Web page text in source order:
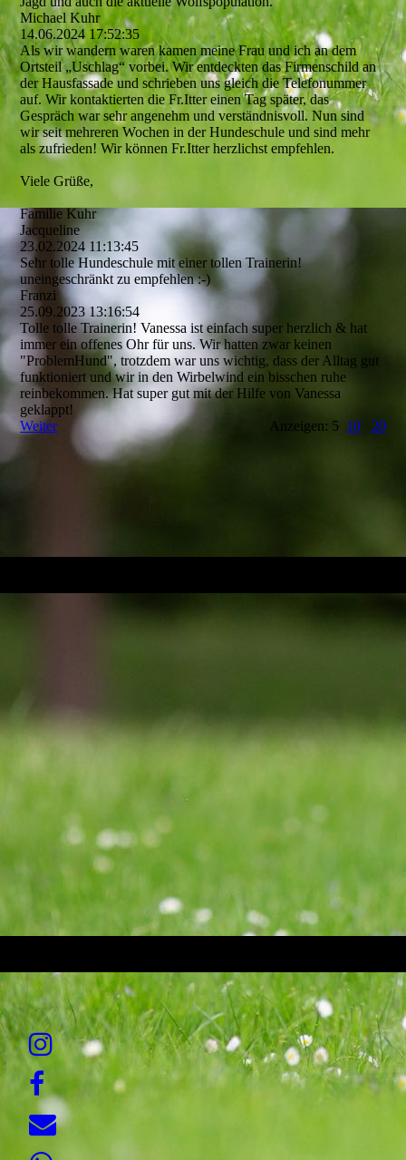
Michael Kuhr
14.06.2024 17:52:35
Als wir wandern waren kamen meine Frau und ich an dem
Ortsteil „Uschlag“ vorbei. Wir entdeckten das Firmenschild an
der Hausfassade und schrieben uns gleich die Telefonummer
auf. Wir kontaktierten die Fr.Itter einen Tag später, das
Gespräch war sehr angenehm und verständnisvoll. Nun sind
wir seit mehreren Wochen in der Hundeschule und sind mehr
als zufrieden! Wir können Fr.Itter herzlichst empfehlen.
Viele Grüße,
Familie Kuhr
Jacqueline
23.02.2024 11:13:45
Sehr tolle Hundeschule mit einer tollen Trainerin!
uneingeschränkt zu empfehlen :-)
Franzi
25.09.2023 13:16:54
Tolle tolle Trainerin! Vanessa ist einfach super herzlich & hat
immer ein offenes Ohr für uns. Wir hatten zwar keinen
"ProblemHund",­ trotzdem war uns wichtig, dass der Alltag gut
funktioniert und wir in den Wirbelwind ein bisschen ruhe
reinbekommen. Hat super gut mit der Hilfe von Vanessa
geklappt!
Weiter
Anzeigen: 5 10 20